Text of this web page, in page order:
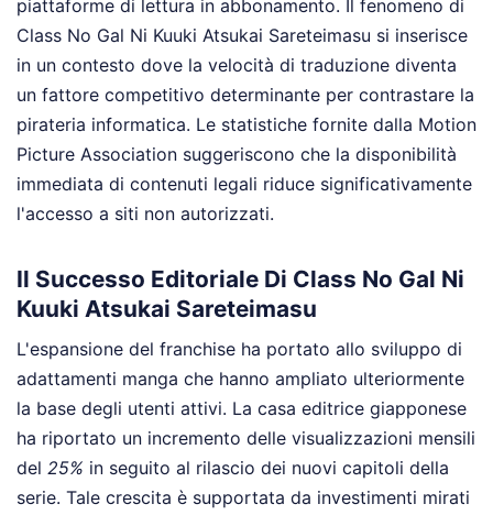
piattaforme di lettura in abbonamento. Il fenomeno di
Class No Gal Ni Kuuki Atsukai Sareteimasu si inserisce
in un contesto dove la velocità di traduzione diventa
un fattore competitivo determinante per contrastare la
pirateria informatica. Le statistiche fornite dalla Motion
Picture Association suggeriscono che la disponibilità
immediata di contenuti legali riduce significativamente
l'accesso a siti non autorizzati.
Il Successo Editoriale Di Class No Gal Ni
Kuuki Atsukai Sareteimasu
L'espansione del franchise ha portato allo sviluppo di
adattamenti manga che hanno ampliato ulteriormente
la base degli utenti attivi. La casa editrice giapponese
ha riportato un incremento delle visualizzazioni mensili
del 25% in seguito al rilascio dei nuovi capitoli della
serie. Tale crescita è supportata da investimenti mirati